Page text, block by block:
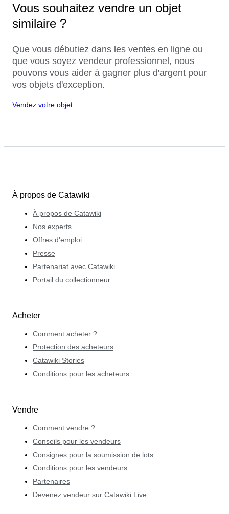
Vous souhaitez vendre un objet
similaire ?
Que vous débutiez dans les ventes en ligne ou
que vous soyez vendeur professionnel, nous
pouvons vous aider à gagner plus d'argent pour
vos objets d'exception.
Vendez votre objet
À propos de Catawiki
À propos de Catawiki
Nos experts
Offres d'emploi
Presse
Partenariat avec Catawiki
Portail du collectionneur
Acheter
Comment acheter ?
Protection des acheteurs
Catawiki Stories
Conditions pour les acheteurs
Vendre
Comment vendre ?
Conseils pour les vendeurs
Consignes pour la soumission de lots
Conditions pour les vendeurs
Partenaires
Devenez vendeur sur Catawiki Live